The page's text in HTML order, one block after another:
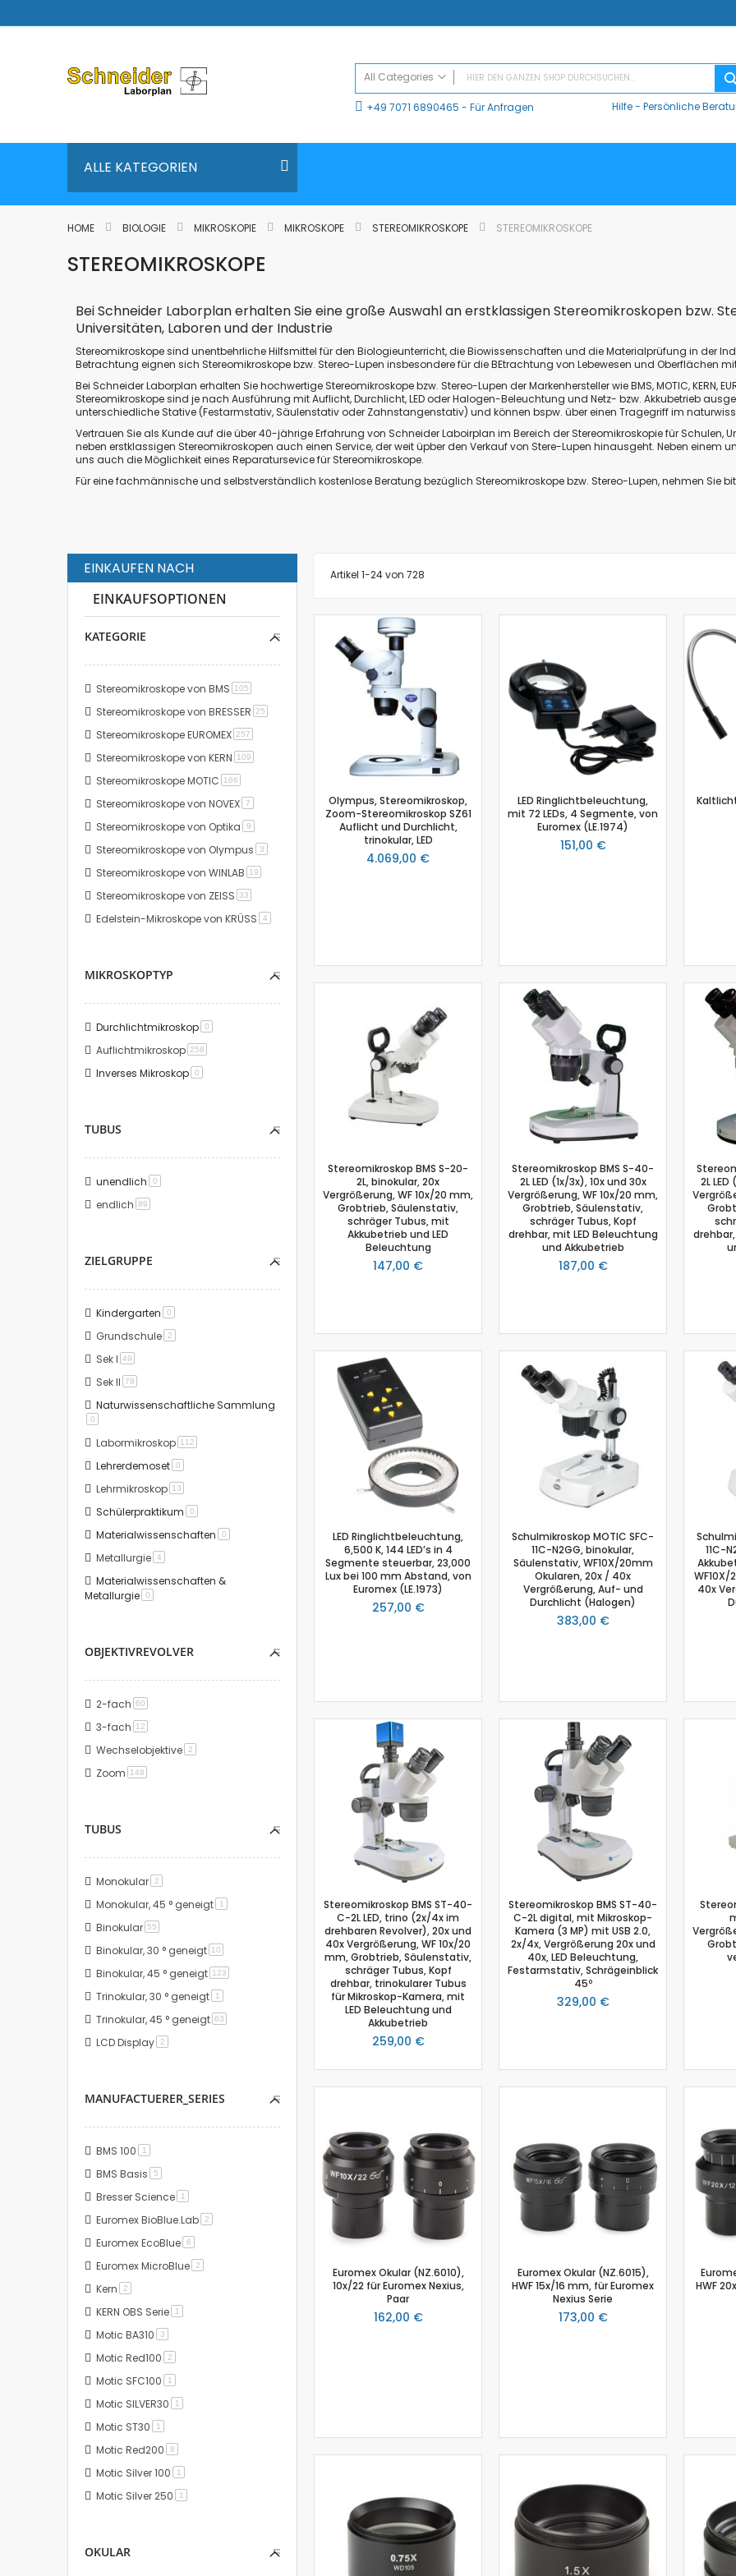
All Categories
ALL CATEGORIES
CMA Datenlogger / Interfaces und Software
Sensoren
Biologie
Atmungsgürtel
Beschleunigungssensor
Blutdrucksensor
CO2-Gas Sensor
Drucksensor
Lichtsensor
O2 Gas Sensor
O2 Sensor für gelösten Sauerstoff
Photometer
pH-Sensor
pH - Elektrodenverstärker
Salzgehalt
Spirometer
Thermoelement-Sensor
Temperatursensor
Tropfenzähler
Temperatur-Box
Bodenfeuchtigkeit
Hautwiderstands-Sensor
Luftdruck
Druckschalter
Photosynthese Set
Emmissionsmessung
Gasdrucksensor
Go!Link (GO -LINK)
Trübung
Luftfeuchtigkeit
Chemie
NiCr-Ni-Adapter
pH-Sensor
pH - Elektrodenverstärker
Leitfähigkeitssensor
Salzgehalt
Schmelzstation
Schmelzpunktbestimmung
Spannungssensor
Spektrometer
Spektralfotometer
Stromsensor
Temperatur-Box
Temperatursensor
Einsteiger-Kit Smart Sensoren Chemie
Gas-Chromatograph
Ladestation Go Direct®
Gasdrucksensor
Titration
Go!Link (GO -LINK)
Redoxpotential
Physik
Anemometer
Beleuchtungsstärke
Beschleunigungssensor
Bewegungssensor
Drehbewegungssensor
Drucksensor
Energiesensor
Elektrofeldmeter
Elektrisches Feld
Farbe- und Lichtsensor
Großflächenzählrohr
Infrarotsensor
Kraft- und Beschleunigungssensor
Kraftsensor
Kolorimeter
Leitfähigkeitssensor
Lichtschranke
Lichtsensor
pH-Sensor
pH - Elektrodenverstärker
Schallpegelsensor
Schallwellensensor
Spannungssensor
Spektralfotometer
+49 7071 6890465 - Für Anfragen Hilfe- Persönliche
ALLE KATEGORIEN
HOME BIOLOGIE MIKROSKOPIE MIKROSKOPE STEREOMIKROSKOPE STEREOMIKROSKOPE
STEREOMIKROSKOPE
Bei Schneider Laborplan erhalten Sie eine große Auswahl an erstklassigen Stereomikroskopen bzw.
Universitäten, Laboren und der Industrie
Stereomikroskope sind unentbehrliche Hilfsmittel für den Biologieunterricht, die Biowissenschaften und die Materialprüfung in der
Betrachtung eignen sich Stereomikroskope bzw. Stereo-Lupen insbesondere für die BEtrachtung von Lebewesen und Oberflächen
Bei Schneider Laborplan erhalten Sie hochwertige Stereomikroskope bzw. Stereo-Lupen der Markenhersteller wie BMS, MOTIC, KERN,
Stereomikroskope sind je nach Ausführung mit Auflicht, Durchlicht, LED oder Halogen-Beleuchtung und Netz- bzw. Akkubetrieb
unterschiedliche Stative (Festarmstativ, Säulenstativ oder Zahnstangenstativ) und können bspw. über einen Tragegriff im
Vertrauen Sie als Kunde auf die über 40-jährige Erfahrung von Schneider Laboirplan im Bereich der Stereomikroskopie für Schulen,
neben erstklassigen Stereomikroskopen auch einen Service, der weit üpber den Verkauf von Stere-Lupen hinausgeht. Neben einem
uns auch die Möglichkeit eines Reparatursevice für Stereomikroskope.
Für eine fachmännische und selbstverständlich kostenlose Beratung bezüglich Stereomikroskope bzw. Stereo-Lupen, nehmen Sie
Artikel 1-24von 728
Olympus, Stereomikroskop,
Zoom-Stereomikroskop SZ61
Auflicht und Durchlicht,
trinokular, LED
4.069,00 €
LED Ringlichtbeleuchtung,
mit 72 LEDs, 4 Segmente, von
Euromex (LE.1974)
151,00 €
Stereomikroskop BMS S-20-
2L, binokular, 20x
Vergrößerung, WF 10x/20 mm,
Grobtrieb, Säulenstativ,
schräger Tubus, mit
Akkubetrieb und LED
Beleuchtung
147,00 €
Stereomikroskop BMS S-40-
2L LED (1x/3x), 10x und 30x
Vergrößerung, WF 10x/20 mm,
Grobtrieb, Säulenstativ,
schräger Tubus, Kopf
drehbar, mit LED Beleuchtung
und Akkubetrieb
187,00 €
2L
LED Ringlichtbeleuchtung,
6,500 K, 144 LED’s in 4
Segmente steuerbar, 23,000
Lux bei 100 mm Abstand, von
Euromex (LE.1973)
257,00 €
Schulmikroskop MOTIC SFC-
11C-N2GG, binokular,
Säulenstativ, WF10X/20mm
Okularen, 20x / 40x
Vergrößerung, Auf- und
Durchlicht (Halogen)
383,00 €
11C-
40x
Stereomikroskop BMS ST-40-
C-2L LED, trino (2x/4x im
drehbaren Revolver), 20x und
40x Vergrößerung, WF 10x/20
mm, Grobtrieb, Säulenstativ,
schräger Tubus, Kopf
drehbar, trinokularer Tubus
für Mikroskop-Kamera, mit
LED Beleuchtung und
Akkubetrieb
259,00 €
Stereomikroskop BMS ST-40-
C-2L digital, mit Mikroskop-
Kamera (3 MP) mit USB 2.0,
2x/4x, Vergrößerung 20x und
40x, LED Beleuchtung,
Festarmstativ, Schrägeinblick
45º
329,00 €
Euromex Okular (NZ.6010),
10x/22 für Euromex Nexius,
Paar
162,00 €
Euromex Okular (NZ.6015),
HWF 15x/16 mm, für Euromex
Nexius Serie
173,00 €
HWF
EINKAUFEN NACH
EINKAUFSOPTIONEN
KATEGORIE
Stereomikroskope von BMS 105
Stereomikroskope von BRESSER 25
Stereomikroskope EUROMEX 257
Stereomikroskope von KERN 109
Stereomikroskope MOTIC 166
Stereomikroskope von NOVEX 7Artikel
Stereomikroskope von Optika 9Artikel
Stereomikroskope von Olympus 3Artikel
Stereomikroskope von WINLAB 19
Stereomikroskope von ZEISS 33
Edelstein-Mikroskope von KRÜSS 4
MIKROSKOPTYP
Durchlichtmikroskop 0Artikel
Auflichtmikroskop 258
Inverses Mikroskop 0Artikel
TUBUS
unendlich 0Artikel
endlich 89
ZIELGRUPPE
Kindergarten 0Artikel
Grundschule 2Artikel
Sek I 49
Sek II 78
Naturwissenschaftliche Sammlung
0Artikel
Labormikroskop 112
Lehrerdemoset 0Artikel
Lehrmikroskop 13
Schülerpraktikum 0Artikel
Materialwissenschaften 0Artikel
Metallurgie 4
Materialwissenschaften &
Metallurgie
0Artikel
OBJEKTIVREVOLVER
2-fach 60
3-fach 12
Wechselobjektive 2Artikel
Zoom 148
TUBUS
Monokular 2Artikel
Monokular, 45 ° geneigt 1
Binokular 55
Binokular, 30 ° geneigt 10
Binokular, 45 ° geneigt 123
Trinokular, 30 ° geneigt 1
Trinokular, 45 ° geneigt 63
LCD Display 2Artikel
MANUFACTUERER_SERIES
BMS 100 1
BMS Basis 5Artikel
Bresser Science 1
Euromex BioBlue.Lab 2Artikel
Euromex EcoBlue 6Artikel
Euromex MicroBlue 2Artikel
Kern 2Artikel
KERN OBS Serie 1
Motic BA310 3Artikel
Motic Red100 2Artikel
Motic SFC100 1
Motic SILVER30 1
Motic ST30 1
Motic Red200 8Artikel
Motic Silver 100 1
Motic Silver 250 1
OKULAR